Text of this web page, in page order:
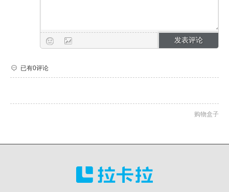
已有0评论
购物盒子